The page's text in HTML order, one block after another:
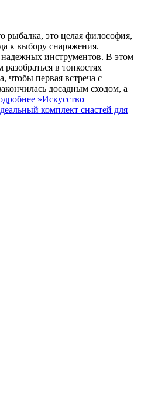
это целая философия,
к выбору снаряжения.
инструментов. В этом
в тонкостях
чтобы первая встреча с
досадным сходом, а
»Искусство
комплект снастей для